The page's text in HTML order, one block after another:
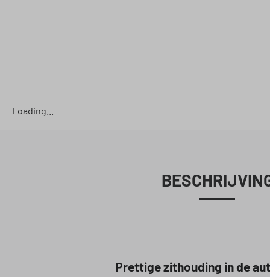
Loading...
Prettige zithouding in de